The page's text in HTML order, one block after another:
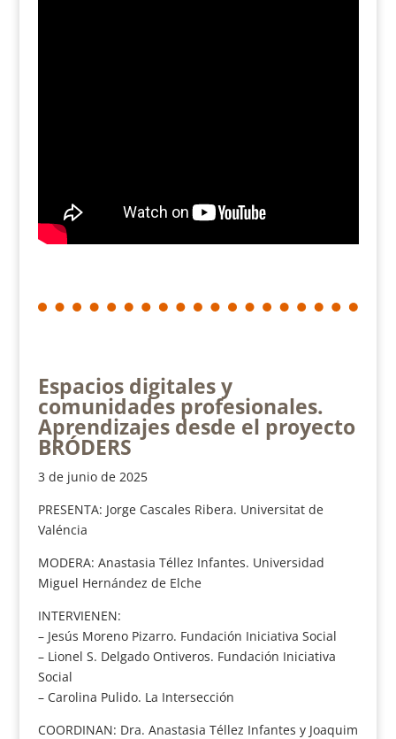
Espacios digitales y
comunidades profesionales.
Aprendizajes desde el proyecto
BRÓDERS
3 de junio de 2025
PRESENTA: Jorge Cascales Ribera. Universitat de
Valéncia
MODERA: Anastasia Téllez Infantes. Universidad
Miguel Hernández de Elche
INTERVIENEN:
– Jesús Moreno Pizarro. Fundación Iniciativa Social
– Lionel S. Delgado Ontiveros. Fundación Iniciativa
Social
– Carolina Pulido. La Intersección
COORDINAN: Dra. Anastasia Téllez Infantes y Joaquim